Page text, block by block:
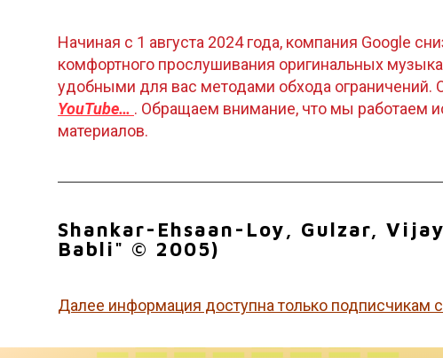
Начиная с 1 августа 2024 года, компания Google
комфортного прослушивания оригинальных
удобными для вас методами обхода
YouTube… . Обращаем внимание, что мы работаем
материалов.
Shankar-Ehsaan-Loy, Gulzar,
Babli" © 2005)
Далее информация доступна только подписчикам